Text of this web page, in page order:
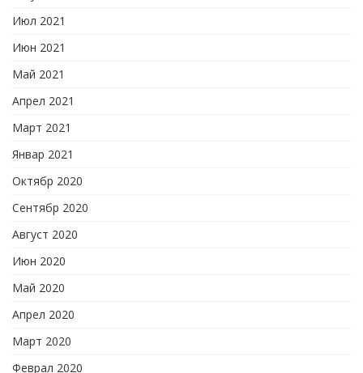
Июл 2021
Июн 2021
Май 2021
Апрел 2021
Март 2021
Январ 2021
Октябр 2020
Сентябр 2020
Август 2020
Июн 2020
Май 2020
Апрел 2020
Март 2020
Феврал 2020